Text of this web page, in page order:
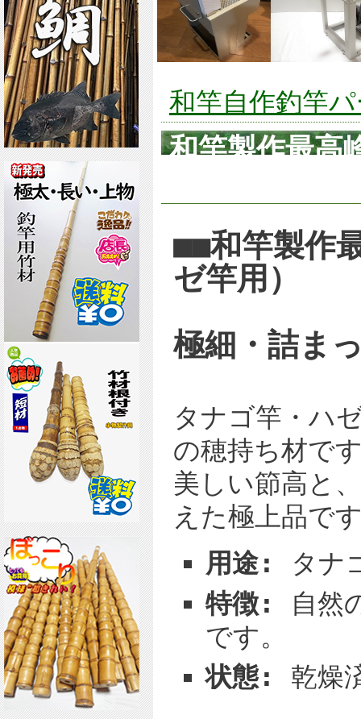
和竿自作釣竿パ
和竿製作最高
■■和竿製作
ゼ竿用）
極細・詰ま
タナゴ竿・ハ
の穂持ち材で
美しい節高と
えた極上品で
用途:
タナ
特徴:
自然
です。
状態:
乾燥